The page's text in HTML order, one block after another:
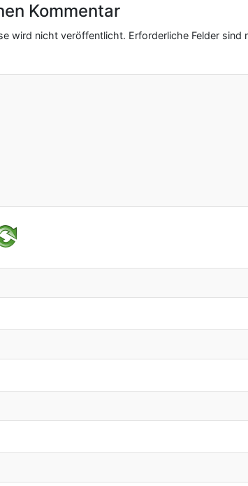
Kommentar
wird nicht veröffentlicht. Erforderliche Felder sind